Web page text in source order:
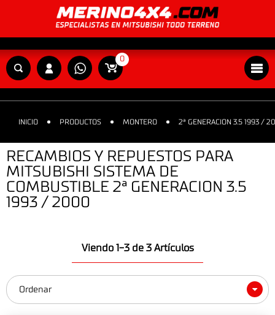
0
INICIO PRODUCTOS MONTERO 2ª GENERACION 3.5 1993 /
RECAMBIOS Y REPUESTOS PARA
MITSUBISHI SISTEMA DE
COMBUSTIBLE 2ª GENERACION 3.5
1993 / 2000
Viendo 1-3 de 3 Artículos
Ordenar